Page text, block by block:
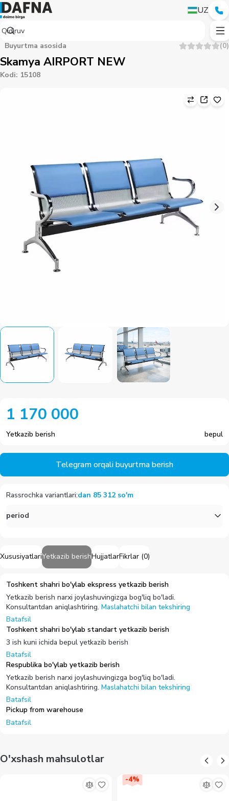
UZ
XususiyatlariYetkazib berishHujjatlarFikrlar (0)
Toshkent shahri bo'ylab ekspress yetkazib berish
Yetkazib berish narxi joylashuvingizga bog'liq bo'ladi.
Konsultantdan aniqlashtiring. Maslahatchi bilan tekshiring
Batafsil
Toshkent shahri bo'ylab standart yetkazib berish
3 ish kuni ichida bepul yetkazib berish
Batafsil
Respublika bo'ylab yetkazib berish
Yetkazib berish narxi joylashuvingizga bog'liq bo'ladi.
Konsultantdan aniqlashtiring. Maslahatchi bilan tekshiring
Batafsil
Pickup from warehouse
Batafsil
Buyurtma asosida (0)
Skamya AIRPORT NEW
Kodi: 15108
1 170 000
Yetkazib berish bepul
Telegram orqali buyurtma berish
Rassrochka variantlari:dan 85 312 so'm
period
O'xshash mahsulotlar
-4%